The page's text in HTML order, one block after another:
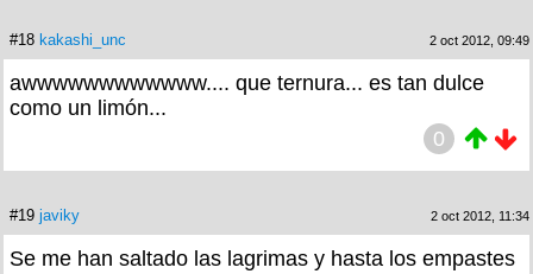
#18 kakashi_unc 2 oct 2012, 09:49
awwwwwwwwwwww.... que ternura... es tan dulce
como un limón...
0
#19 javiky 2 oct 2012, 11:34
Se me han saltado las lagrimas y hasta los empastes